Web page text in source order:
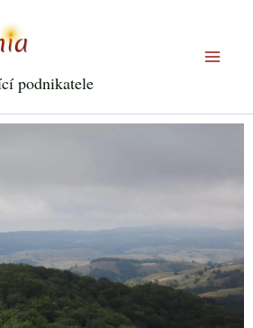
podnikatele